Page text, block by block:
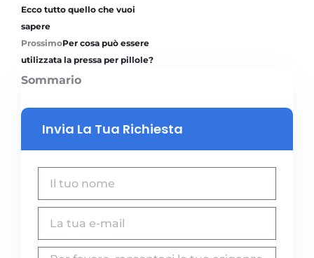
Ecco tutto quello che vuoi
sapere
ProssimoPer cosa può essere
utilizzata la pressa per pillole?
Sommario
Invia La Tua Richiesta